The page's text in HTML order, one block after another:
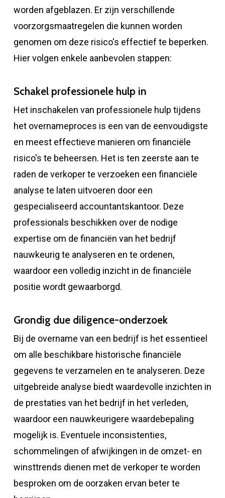
worden afgeblazen. Er zijn verschillende
voorzorgsmaatregelen die kunnen worden
genomen om deze risico's effectief te beperken.
Hier volgen enkele aanbevolen stappen:
Schakel professionele hulp in
Het inschakelen van professionele hulp tijdens
het overnameproces is een van de eenvoudigste
en meest effectieve manieren om financiële
risico's te beheersen. Het is ten zeerste aan te
raden de verkoper te verzoeken een financiële
analyse te laten uitvoeren door een
gespecialiseerd accountantskantoor. Deze
professionals beschikken over de nodige
expertise om de financiën van het bedrijf
nauwkeurig te analyseren en te ordenen,
waardoor een volledig inzicht in de financiële
positie wordt gewaarborgd.
Grondig due diligence-onderzoek
Bij de overname van een bedrijf is het essentieel
om alle beschikbare historische financiële
gegevens te verzamelen en te analyseren. Deze
uitgebreide analyse biedt waardevolle inzichten in
de prestaties van het bedrijf in het verleden,
waardoor een nauwkeurigere waardebepaling
mogelijk is. Eventuele inconsistenties,
schommelingen of afwijkingen in de omzet- en
winsttrends dienen met de verkoper te worden
besproken om de oorzaken ervan beter te